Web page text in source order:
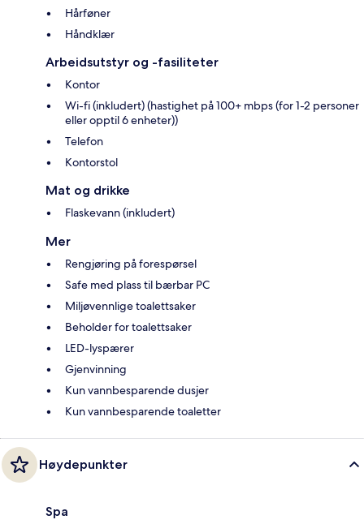
Hårføner
Håndklær
Arbeidsutstyr og -fasiliteter
Kontor
Wi-fi (inkludert) (hastighet på 100+ mbps (for 1-2 personer
eller opptil 6 enheter))
Telefon
Kontorstol
Mat og drikke
Flaskevann (inkludert)
Mer
Rengjøring på forespørsel
Safe med plass til bærbar PC
Miljøvennlige toalettsaker
Beholder for toalettsaker
LED-lyspærer
Gjenvinning
Kun vannbesparende dusjer
Kun vannbesparende toaletter
Høydepunkter
Spa